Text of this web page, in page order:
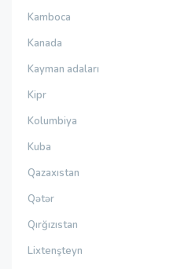
Kamboca
Kanada
Kayman adaları
Kipr
Kolumbiya
Kuba
Qazaxıstan
Qətər
Qırğızıstan
Lixtenşteyn